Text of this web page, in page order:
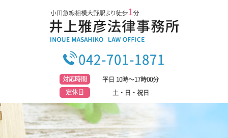
042-701-1871
対応時間
平日 10時～17時00分
定休日
土・日・祝日